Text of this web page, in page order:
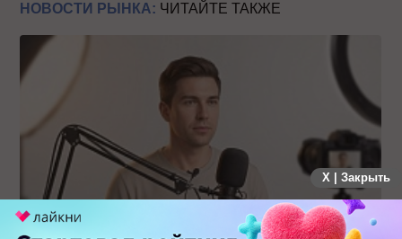
НОВОСТИ РЫНКА: ЧИТАЙТЕ ТАКЖЕ
Российский рынок инфлюенс-маркетинга вошел в фазу
X | Закрыть